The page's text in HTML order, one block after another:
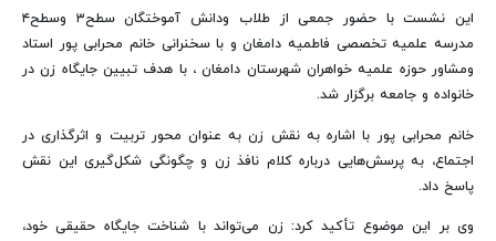
این نشست با حضور جمعی از طلاب ودانش آموختگان سطح۳ وسطح۴
مدرسه علمیه تخصصی فاطمیه دامغان و با سخنرانی خانم محرابی پور استاد
ومشاور حوزه علمیه خواهران شهرستان دامغان ، با هدف تبیین جایگاه زن در
خانواده و جامعه برگزار شد.
خانم محرابی پور با اشاره به نقش زن به عنوان محور تربیت و اثرگذاری در
اجتماع، به پرسش‌هایی درباره کلام نافذ زن و چگونگی شکل‌گیری این نقش
پاسخ داد.
وی بر این موضوع تأکید کرد: زن می‌تواند با شناخت جایگاه حقیقی خود،